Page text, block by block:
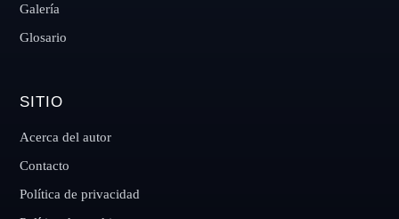
Galería
Glosario
SITIO
Acerca del autor
Contacto
Política de privacidad